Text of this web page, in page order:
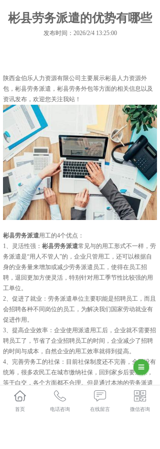
彬县劳务派遣的优势有哪些
发布时间：2026/2/4 13:25:00
陕西金伯乐人力资源有限公司主要展示彬县人力资源外
包 ，彬县劳务派遣，彬县劳务外包等方面的相关信息以及
资讯发布，欢迎您关注我站！
彬县劳务派遣用工的4个优点：
1、灵活性强：彬县劳务派遣常见与的用工形式不一样，劳
务派遣是“用人不管人”的，企业只管用工，还可以根据自
身的业务量来增加或减少劳务派遣员工，使得在员工招
聘，退回更加方便灵活，特别针对用工季节性比较强的用
工单位。
2、促进了就业：劳务派遣单位主要职能是招聘员工，而且
会招聘各种不同岗位的员工，为解决我们国家劳动就业有
促进作用。
3、提高企业效率：企业使用派遣用工后，企业就不需要招
聘员工了，节省了企业招聘员工的时间，企业减少了招聘
的时间与成本，自然企业的用工效率就得到提高。
4、完善劳务工的社保：目前社保制度还不完善，全国没有
统筹，很多农民工在城市缴纳社保，回到家乡后要退保，
等于白交，各个方面都不合理。但是通过本地的劳务派遣
单位，本地的农民工可以在本地投保，解决他们的后顾之
首页 电话咨询 在线留言 微信咨询